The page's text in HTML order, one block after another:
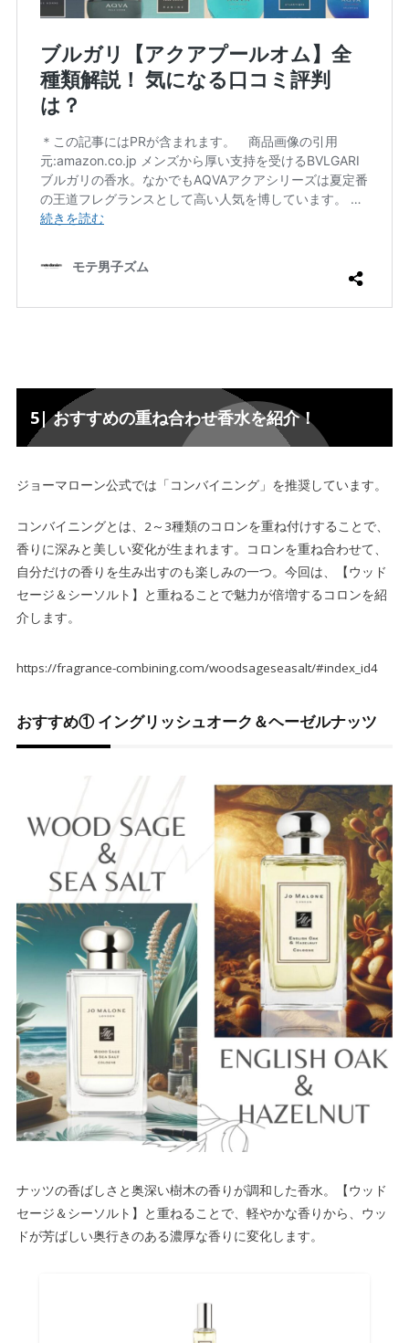
5| おすすめの重ね合わせ香水を紹介！
ジョーマローン公式では「コンバイニング」を推奨しています。
コンバイニングとは、 2～3種類のコロンを重ね付けすること で、
香りに深みと美しい変化が生まれます。
コロンを重ね合わせて、
自分だけの香りを生み出すのも楽しみの一つ。今回は、【ウッド
セージ＆シーソルト】と重ねることで魅力が倍増するコロンを紹
介します。
https://fragrance-combining.com/woodsageseasalt/#index_id4
おすすめ① イングリッシュオーク＆ヘーゼルナッツ
ナッツの香ばしさと奥深い樹木の香りが調和した香水。【ウッド
セージ＆シーソルト】と重ねることで、軽やかな香りから、 ウッ
ドが芳ばしい奥行きのある濃厚な香りに変化します。